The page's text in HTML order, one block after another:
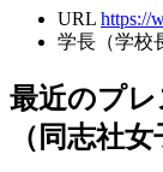
URL https://
学長（学校
最近のプ
（同志社女